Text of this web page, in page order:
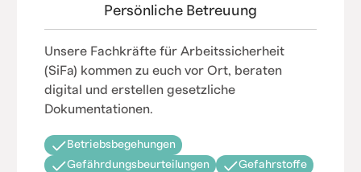
Persönliche Betreuung
Unsere Fachkräfte für Arbeitssicherheit
(SiFa) kommen zu euch vor Ort, beraten
digital und erstellen gesetzliche
Dokumentationen.
Betriebsbegehungen
Gefährdungsbeurteilungen
Gefahrstoffe